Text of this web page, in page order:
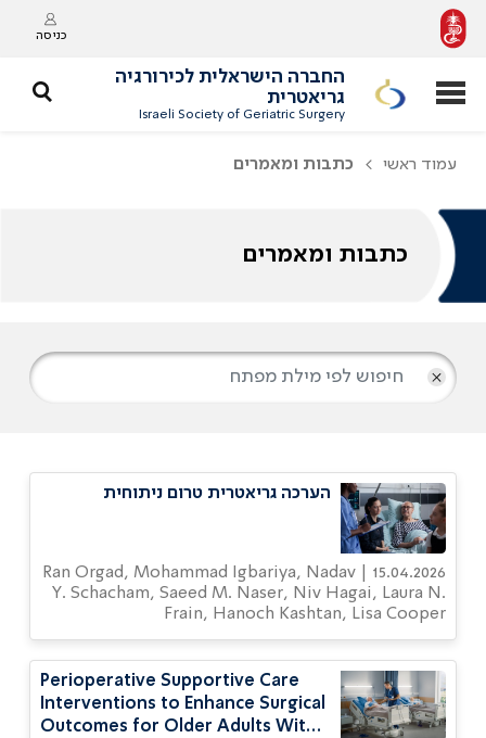
כניסה
החברה הישראלית לכירורגיה
גריאטרית
Israeli Society of Geriatric Surgery
עמוד ראשי כתבות ומאמרים
כתבות ומאמרים
הערכה גריאטרית טרום ניתוחית
15.04.2026 | Ran Orgad, Mohammad Igbariya, Nadav
Y. Schacham, Saeed M. Naser, Niv Hagai, Laura N.
Frain, Hanoch Kashtan, Lisa Cooper
Perioperative Supportive Care
Interventions to Enhance Surgical
Outcomes for Older Adults With